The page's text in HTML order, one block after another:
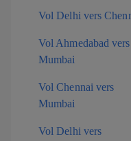
Vol Delhi vers
Vol Ahmedabad vers
Mumbai
Vol Chennai vers
Mumbai
Vol Delhi vers